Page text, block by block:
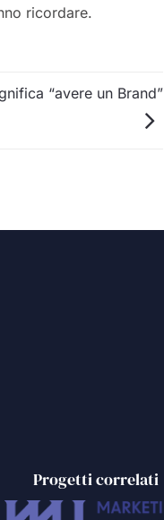
ricordare.
“avere un Brand”
Progetti correlati